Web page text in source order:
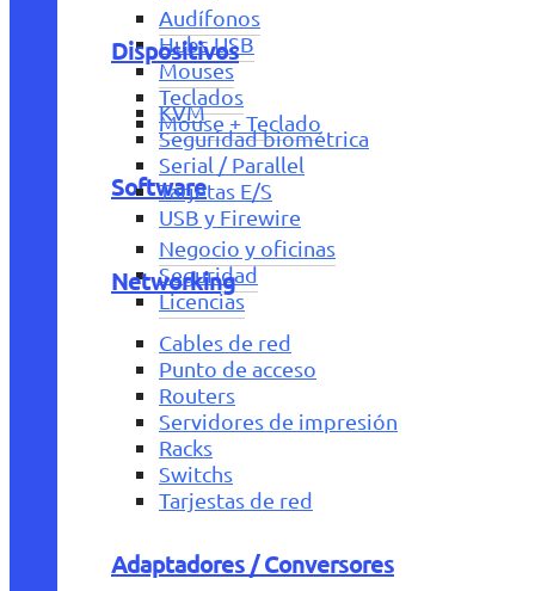
Audífonos
Hubs USB
Mouses
Teclados
Mouse + Teclado
Software
Negocio y oficinas
Seguridad
Licencias
Dispositivos
KVM
Seguridad biométrica
Serial / Parallel
Tarjetas E/S
USB y Firewire
Networking
Cables de red
Punto de acceso
Routers
Servidores de impresión
Racks
Switchs
Tarjestas de red
Adaptadores / Conversores